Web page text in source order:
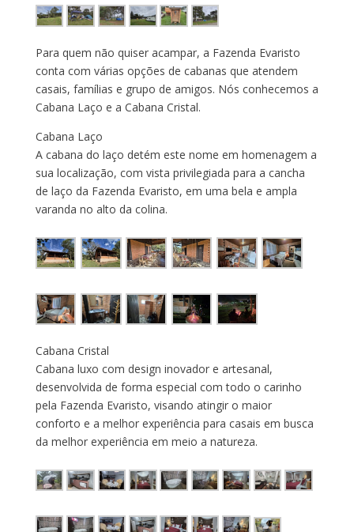
Para quem não quiser acampar, a Fazenda Evaristo
conta com várias opções de cabanas que atendem
casais, famílias e grupo de amigos. Nós conhecemos a
Cabana Laço e a Cabana Cristal.
Cabana Laço
A cabana do laço detém este nome em homenagem a
sua localização, com vista privilegiada para a cancha
de laço da Fazenda Evaristo, em uma bela e ampla
varanda no alto da colina.
Cabana Cristal
Cabana luxo com design inovador e artesanal,
desenvolvida de forma especial com todo o carinho
pela Fazenda Evaristo, visando atingir o maior
conforto e a melhor experiência para casais em busca
da melhor experiência em meio a natureza.